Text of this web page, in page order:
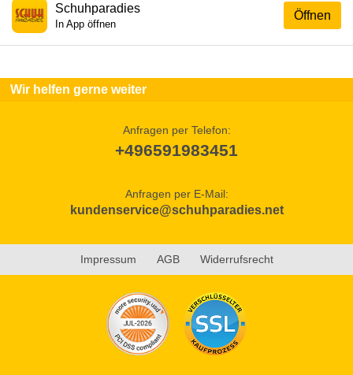
Öffnen
Schuhparadies
In App öffnen
Wir helfen gerne weiter
Anfragen per Telefon:
+496591983451
Anfragen per E-Mail:
kundenservice@schuhparadies.net
Impressum AGB Widerrufsrecht